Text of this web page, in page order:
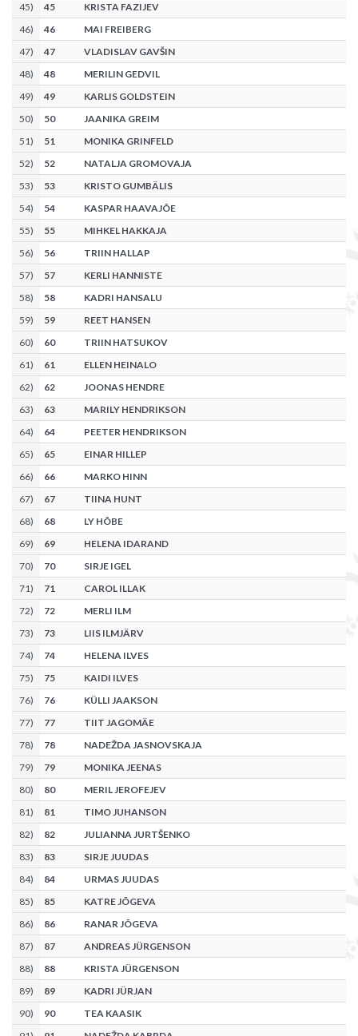
45) 45
KRISTA FAZIJEV
46) 46
MAI FREIBERG
47) 47
VLADISLAV GAVŠIN
48) 48
MERILIN GEDVIL
49) 49
KARLIS GOLDSTEIN
50) 50
JAANIKA GREIM
51) 51
MONIKA GRINFELD
52) 52
NATALJA GROMOVAJA
53) 53
KRISTO GUMBÄLIS
54) 54
KASPAR HAAVAJÕE
55) 55
MIHKEL HAKKAJA
56) 56
TRIIN HALLAP
57) 57
KERLI HANNISTE
58) 58
KADRI HANSALU
59) 59
REET HANSEN
60) 60
TRIIN HATSUKOV
61) 61
ELLEN HEINALO
62) 62
JOONAS HENDRE
63) 63
MARILY HENDRIKSON
64) 64
PEETER HENDRIKSON
65) 65
EINAR HILLEP
66) 66
MARKO HINN
67) 67
TIINA HUNT
68) 68
LY HÕBE
69) 69
HELENA IDARAND
70) 70
SIRJE IGEL
71) 71
CAROL ILLAK
72) 72
MERLI ILM
73) 73
LIIS ILMJÄRV
74) 74
HELENA ILVES
75) 75
KAIDI ILVES
76) 76
KÜLLI JAAKSON
77) 77
TIIT JAGOMÄE
78) 78
NADEŽDA JASNOVSKAJA
79) 79
MONIKA JEENAS
80) 80
MERIL JEROFEJEV
81) 81
TIMO JUHANSON
82) 82
JULIANNA JURTŠENKO
83) 83
SIRJE JUUDAS
84) 84
URMAS JUUDAS
85) 85
KATRE JÕGEVA
86) 86
RANAR JÕGEVA
87) 87
ANDREAS JÜRGENSON
88) 88
KRISTA JÜRGENSON
89) 89
KADRI JÜRJAN
90) 90
TEA KAASIK